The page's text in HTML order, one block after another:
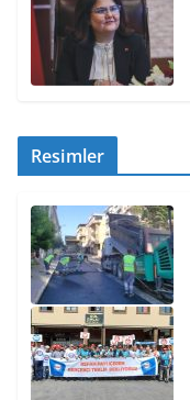
Resimler